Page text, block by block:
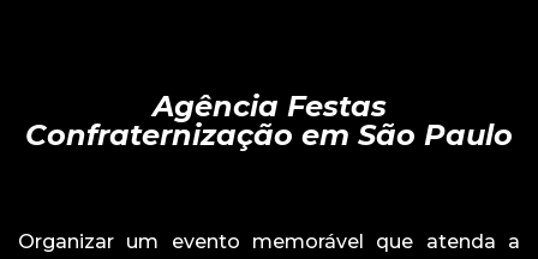
Agência Festas
Confraternização em São Paulo
Organizar um evento memorável que atenda a